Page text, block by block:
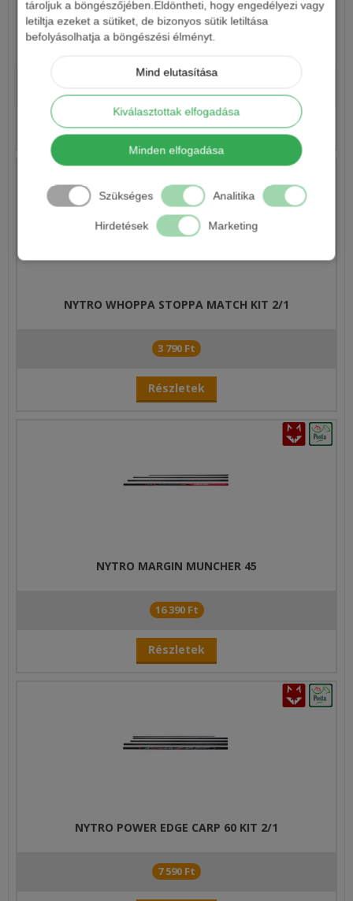
tároljuk a böngészőjében.Eldöntheti, hogy engedélyezi vagy
letiltja ezeket a sütiket, de bizonyos sütik letiltása
befolyásolhatja a böngészési élményt.
Mind elutasítása
Kiválasztottak elfogadása
Minden elfogadása
Szükséges Analitika
Hirdetések Marketing
NYTRO WHOPPA STOPPA POWER KIT 2/1
Részletek
NYTRO WHOPPA STOPPA MATCH KIT 2/1
3 790 Ft
Részletek
NYTRO MARGIN MUNCHER 45
16 390 Ft
Részletek
NYTRO POWER EDGE CARP 60 KIT 2/1
7 590 Ft